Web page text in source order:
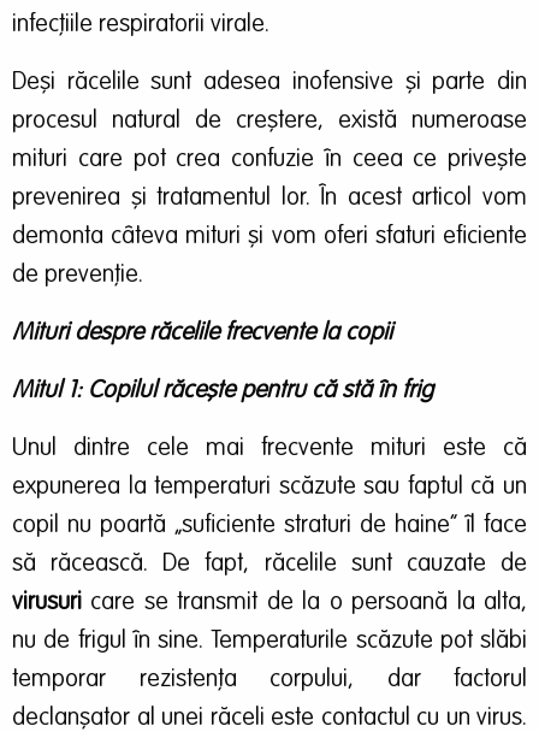
infecțiile respiratorii virale.
Deși răcelile sunt adesea inofensive și parte din
procesul natural de creștere, există numeroase
mituri care pot crea confuzie în ceea ce privește
prevenirea și tratamentul lor. În acest articol vom
demonta câteva mituri și vom oferi sfaturi eficiente
de prevenție.
Mituri despre răcelile frecvente la copii
Mitul 1: Copilul răcește pentru că stă în frig
Unul dintre cele mai frecvente mituri este că
expunerea la temperaturi scăzute sau faptul că un
copil nu poartă „suficiente straturi de haine” îl face
să răcească. De fapt, răcelile sunt cauzate de
virusuri care se transmit de la o persoană la alta,
nu de frigul în sine. Temperaturile scăzute pot slăbi
temporar rezistența corpului, dar factorul
declanșator al unei răceli este contactul cu un virus.